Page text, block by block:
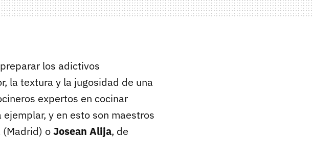
los adictivos
la textura y la jugosidad de una
expertos en cocinar
y en esto son maestros
(Madrid) oJosean Alija, de